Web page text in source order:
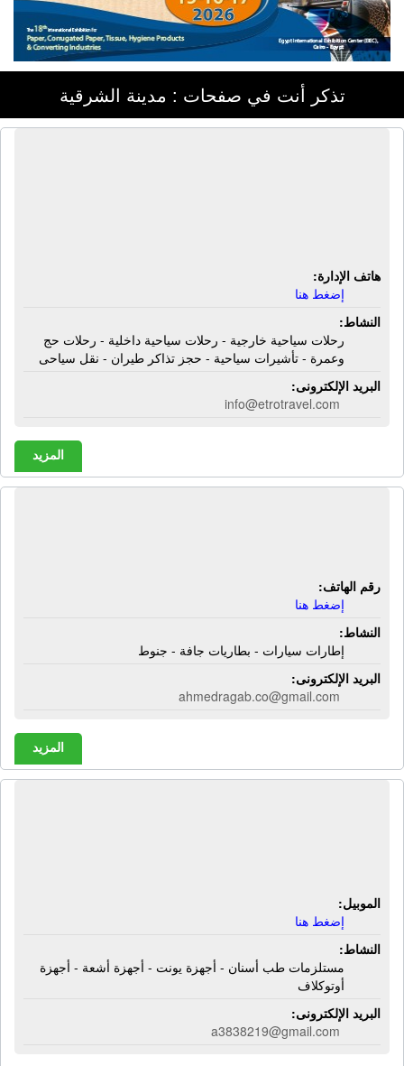
تذكر أنت في صفحات : مدينة الشرقية
هاتف الإدارة:
إضغط هنا
النشاط:
رحلات سياحية خارجية - رحلات سياحية داخلية - رحلات حج
وعمرة - تأشيرات سياحية - حجز تذاكر طيران - نقل سياحى
البريد الإلكترونى:
info@etrotravel.com
المزيد
رقم الهاتف:
إضغط هنا
النشاط:
إطارات سيارات - بطاريات جافة - جنوط
البريد الإلكترونى:
ahmedragab.co@gmail.com
المزيد
الموبيل:
إضغط هنا
النشاط:
مستلزمات طب أسنان - أجهزة يونت - أجهزة أشعة - أجهزة
أوتوكلاف
البريد الإلكترونى:
a3838219@gmail.com